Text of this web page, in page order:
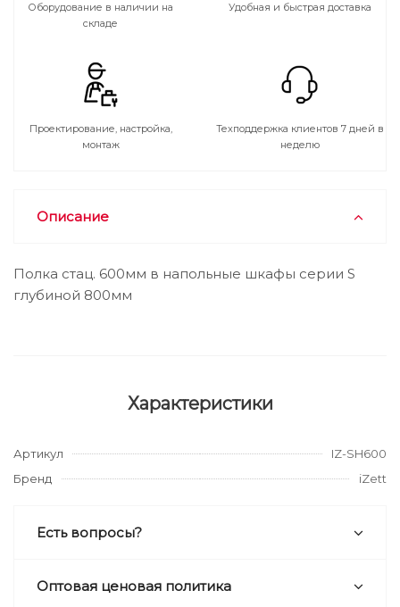
Оборудование в наличии на
складе
Удобная и быстрая доставка
Проектирование, настройка,
монтаж
Техподдержка клиентов 7 дней в
неделю
Описание
Полка стац. 600мм в напольные шкафы серии S
глубиной 800мм
Характеристики
Артикул
IZ-SH600
Бренд
iZett
Есть вопросы?
Оптовая ценовая политика